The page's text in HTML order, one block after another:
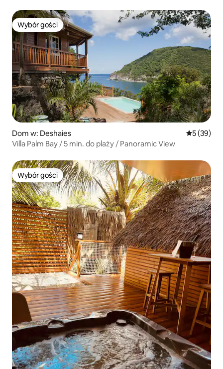
Wybór gości
Wybór gości
Dom w: Deshaies Średnia
5 (39)
Villa Palm Bay / 5 min. do plaży / Panoramic View
Wybór gości
Wybór gości